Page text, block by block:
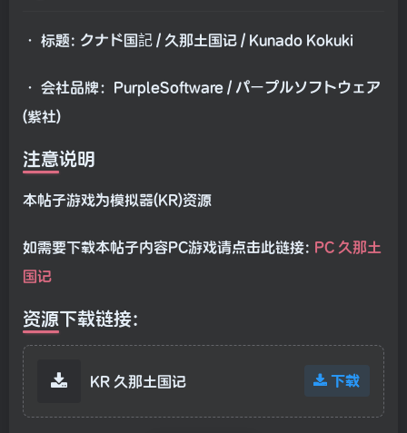
• 标题: クナド国記 / 久那土国记 / Kunado Kokuki
• 会社品牌：PurpleSoftware / パープルソフトウェア
(紫社)
注意说明
本帖子游戏为模拟器(KR)资源
如需要下载本帖子内容PC游戏请点击此链接: PC 久那土
国记
资源下载链接:
KR 久那土国记 下载